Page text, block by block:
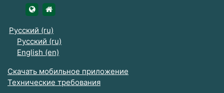
https://udsau.ru
Русский ‎(ru)‎
Русский ‎(ru)‎
English ‎(en)‎
Скачать мобильное приложение
Технические требования